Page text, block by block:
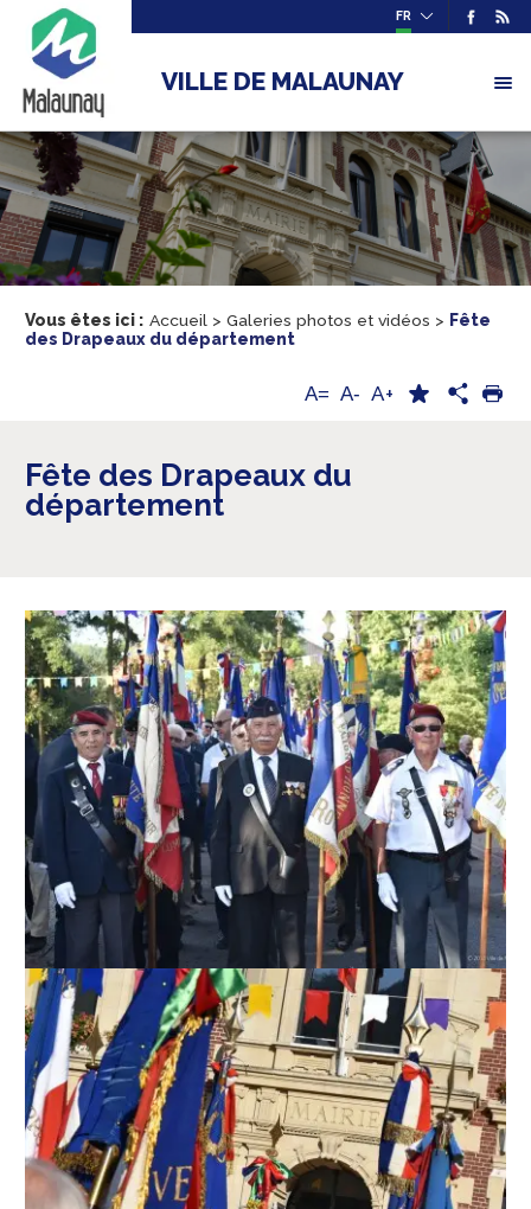
FR
VILLE DE MALAUNAY
Vous êtes ici : Accueil > Galeries photos et vidéos > Fête
des Drapeaux du département
A= A- A+
Fête des Drapeaux du
département